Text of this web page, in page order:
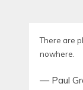
There are
nowhere.
— Paul